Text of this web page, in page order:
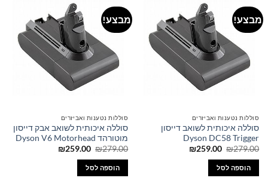
מבצע!
סוללות נטענות ואביזרים
סוללה איכותית לשואב דייסון
Dyson DC58 Trigger
₪279.00
המחיר
היה:
₪279.00.
₪259.00
המחיר
הוספה לסל
מבצע!
סוללות נטענות ואביזרים
סוללה איכותית לשואב אבק דייסון
מוטורהד Dyson V6 Motorhead
₪279.00
המחיר
היה:
₪279.00.
₪259.00
המחיר
הוספה לסל